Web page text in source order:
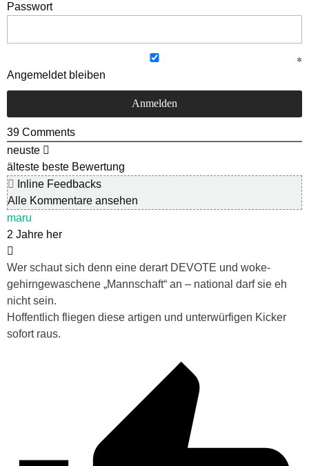
Passwort
Angemeldet bleiben
39 Comments
neuste
älteste beste Bewertung
Inline Feedbacks
Alle Kommentare ansehen
maru
2 Jahre her
Wer schaut sich denn eine derart DEVOTE und woke-
gehirngewaschene „Mannschaft“ an – national darf sie eh
nicht sein.
Hoffentlich fliegen diese artigen und unterwürfigen Kicker
sofort raus.